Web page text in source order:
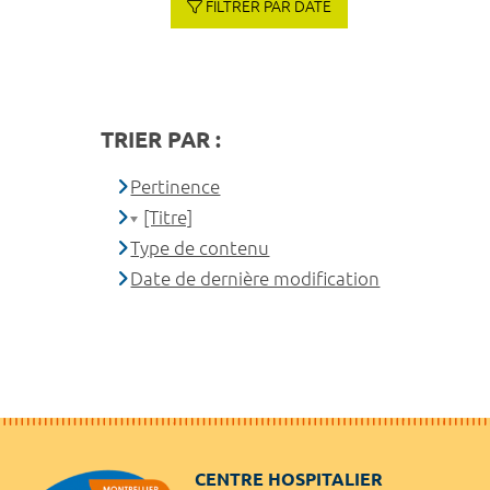
FILTRER PAR DATE
TRIER PAR :
Pertinence
[Titre]
Type de contenu
Date de dernière modification
CENTRE HOSPITALIER